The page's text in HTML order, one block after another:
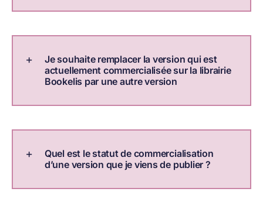
Je souhaite remplacer la version qui est
actuellement commercialisée sur la librairie
Bookelis par une autre version
Quel est le statut de commercialisation
d’une version que je viens de publier ?